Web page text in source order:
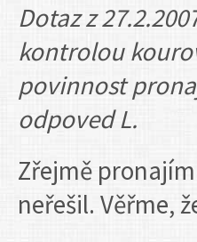
Dotaz z
kontrolou
povinnost
odpoved L.
Zřejmě
neřešil. Věřme,